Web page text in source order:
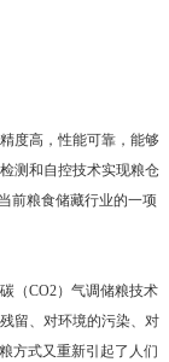
度高，性能可靠，能够
测和自控技术实现粮仓
前粮食储藏行业的一项
（CO2）气调储粮技术
留、对环境的污染、对
方式又重新引起了人们